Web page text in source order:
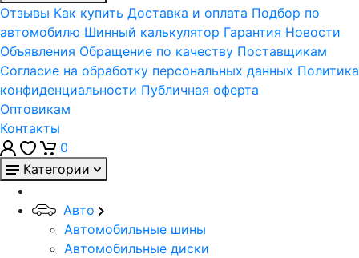
Отзывы Как купить Доставка и оплата Подбор по
автомобилю Шинный калькулятор Гарантия Новости
Объявления Обращение по качеству Поставщикам
Согласие на обработку персональных данных Политика
конфиденциальности Публичная оферта
Оптовикам
Контакты
0
Категории
Авто
Автомобильные шины
Автомобильные диски